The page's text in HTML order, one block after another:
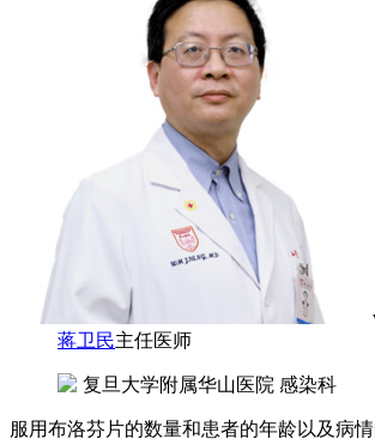
蒋卫民主任医师
复旦大学附属华山医院 感染科
服用布洛芬片的数量和患者的年龄以及病